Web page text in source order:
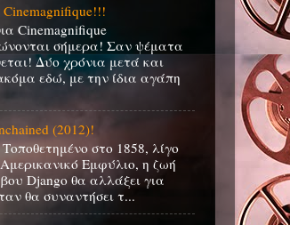
Cinemagnifique
σήμερα! Σαν ψέματα
Δύο χρόνια μετά και
εδώ, με την ίδια αγάπη
(2012)!
στο 1858, λίγο
Εμφύλιο, η ζωή
Django θα αλλάξει για
θα συναντήσει τ...